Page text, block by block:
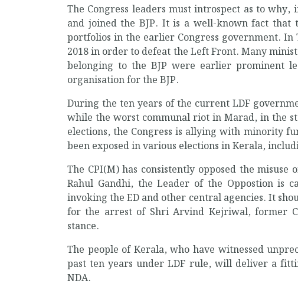
The Congress leaders must introspect as to
and joined the BJP. It is a well-known fact that
portfolios in the earlier Congress government.
2018 in order to defeat the Left Front. Many
belonging to the BJP were earlier prominent
organisation for the BJP.
During the ten years of the current LDF
while the worst communal riot in Marad, in the
elections, the Congress is allying with minority
been exposed in various elections in Kerala,
The CPI(M) has consistently opposed the
Rahul Gandhi, the Leader of the Oppostion is
invoking the ED and other central agencies. It
for the arrest of Shri Arvind Kejriwal, former
stance.
The people of Kerala, who have witnessed
past ten years under LDF rule, will deliver a
NDA.